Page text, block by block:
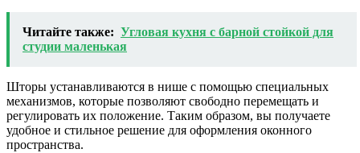
Читайте также: Угловая кухня с барной стойкой для
студии маленькая
Шторы устанавливаются в нише с помощью специальных
механизмов, которые позволяют свободно перемещать и
регулировать их положение. Таким образом, вы получаете
удобное и стильное решение для оформления оконного
пространства.